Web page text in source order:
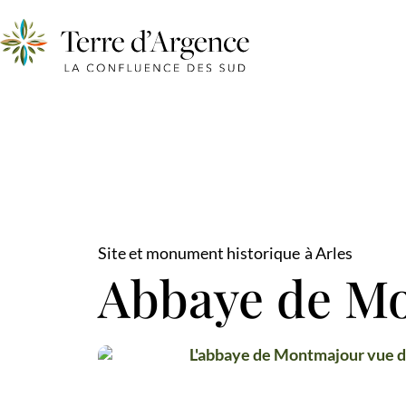
Site et monument historique à Arles
Abbaye de
L'abbaye de